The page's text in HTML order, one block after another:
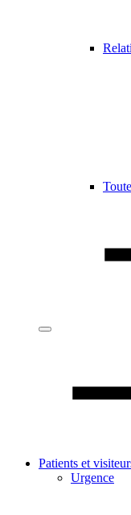
Patients et
Urgence